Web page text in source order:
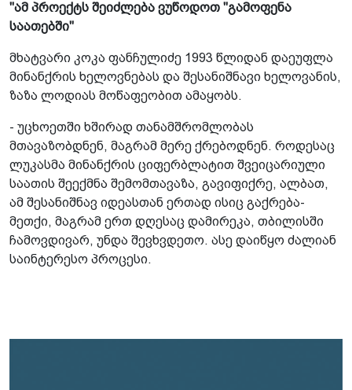
"ამ პროექტს შეიძლება ვუწოდოთ "გამოფენა
საათებში"
მხატვარი კოკა ფანჩულიძე 1993 წლიდან­ დაეუფლა
მინანქრის ხელოვნებას და შესანიშნავი ხელოვანის,
ზაზა ლოდიას მოწაფეობით ამაყობს.
- უცხოეთში ხშირად თანამშრომლობას
მთავაზობდნენ, მაგრამ მერე ქრებოდნენ. როდესაც
ლუკასმა მინანქრის ციფერბლატით შვეიცარიული
საათის შეექმნა შემომთავაზა, გავიფიქრე, ალბათ,
ამ შესანიშნავ იდეასთან ერთად ისიც გაქრება-
მეთქი, მაგრამ ერთ დღესაც დამირეკა, თბილისში
ჩამოვდივარ, უნდა შევხვდეთო. ასე დაიწყო ძალიან
საინტერესო პროცესი.